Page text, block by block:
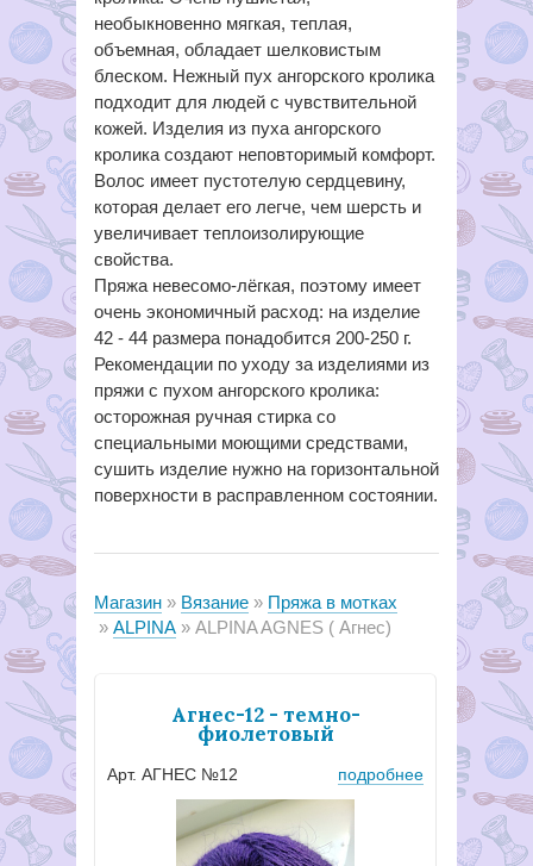
необыкновенно мягкая, теплая,
объемная, обладает шелковистым
блеском. Нежный пух ангорского кролика
подходит для людей с чувствительной
кожей. Изделия из пуха ангорского
кролика создают неповторимый комфорт.
Волос имеет пустотелую сердцевину,
которая делает его легче, чем шерсть и
увеличивает теплоизолирующие
свойства.
Пряжа невесомо-лёгкая, поэтому имеет
очень экономичный расход: на изделие
42 - 44 размера понадобится 200-250 г.
Рекомендации по уходу за изделиями из
пряжи с пухом ангорского кролика:
осторожная ручная стирка со
специальными моющими средствами,
сушить изделие нужно на горизонтальной
поверхности в расправленном состоянии.
Магазин Вязание
Пряжа в мотках
ALPINA
ALPINA AGNES ( Агнес)
Агнес-12 - темно-
фиолетовый
Арт. АГНЕС №12 подробнее